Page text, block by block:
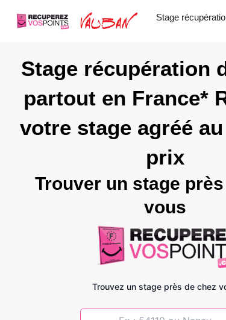
Stage
Stage récupération
partout en France*
votre stage agréé
prix
Trouver un stage
vous
Trouvez un stage près de chez